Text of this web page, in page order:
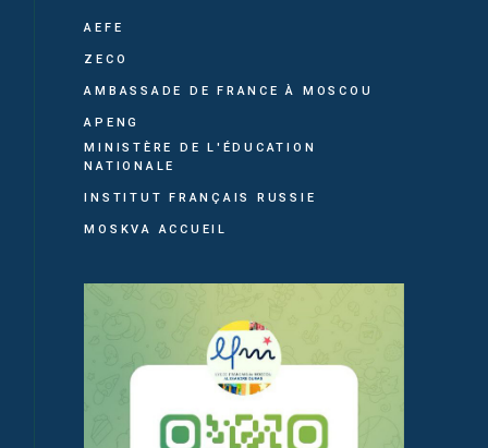
AEFE
ZECO
AMBASSADE DE FRANCE À MOSCOU
APENG
MINISTÈRE DE L'ÉDUCATION
NATIONALE
INSTITUT FRANÇAIS RUSSIE
MOSKVA ACCUEIL